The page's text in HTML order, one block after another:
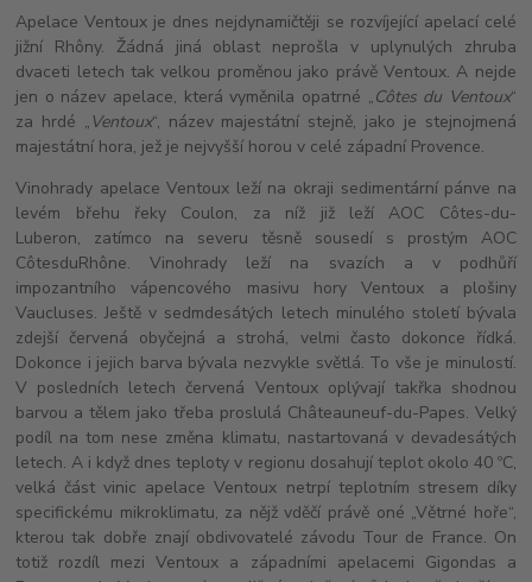
Apelace Ventoux je dnes nejdynamičtěji se rozvíjející apelací celé
jižní Rhôny. Žádná jiná oblast neprošla v uplynulých zhruba
dvaceti letech tak velkou proměnou jako právě Ventoux. A nejde
jen o název apelace, která vyměnila opatrné „Côtes du Ventoux“
za hrdé „Ventoux“, název majestátní stejně, jako je stejnojmená
majestátní hora, jež je nejvyšší horou v celé západní Provence.
Vinohrady apelace Ventoux leží na okraji sedimentární pánve na
levém břehu řeky Coulon, za níž již leží AOC Côtes-du-
Luberon, zatímco na severu těsně sousedí s prostým AOC
CôtesduRhône. Vinohrady leží na svazích a v podhůří
impozantního vápencového masivu hory Ventoux a plošiny
Vaucluses. Ještě v sedmdesátých letech minulého století bývala
zdejší červená obyčejná a strohá, velmi často dokonce řídká.
Dokonce i jejich barva bývala nezvykle světlá. To vše je minulostí.
V posledních letech červená Ventoux oplývají takřka shodnou
barvou a tělem jako třeba proslulá Châteauneuf-du-Papes. Velký
podíl na tom nese změna klimatu, nastartovaná v devadesátých
letech. A i když dnes teploty v regionu dosahují teplot okolo 40 ºC,
velká část vinic apelace Ventoux netrpí teplotním stresem díky
specifickému mikroklimatu, za nějž vděčí právě oné „Větrné hoře“,
kterou tak dobře znají obdivovatelé závodu Tour de France. On
totiž rozdíl mezi Ventoux a západními apelacemi Gigondas a